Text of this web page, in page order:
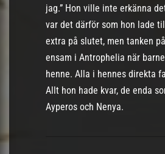
jag.” Hon ville inte erkänna
var det därför som hon lade
extra på slutet, men tanken
ensam i Antrophelia när
henne. Alla i hennes direkta
Allt hon hade kvar, de enda
Ayperos och Nenya.